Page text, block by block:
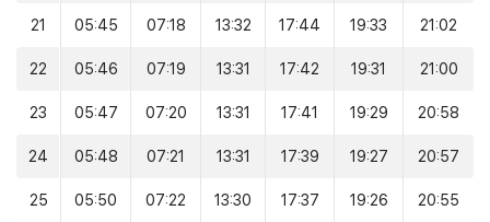
21 05:45 07:18 13:32 17:44 19:33 21:02
22 05:46 07:19 13:31 17:42 19:31 21:00
23 05:47 07:20 13:31 17:41 19:29 20:58
24 05:48 07:21 13:31 17:39 19:27 20:57
25 05:50 07:22 13:30 17:37 19:26 20:55